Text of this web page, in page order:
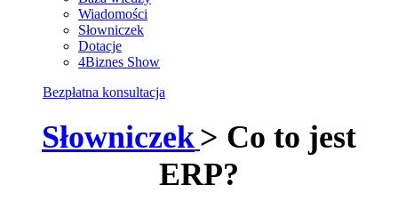
Wiadomości
Słowniczek
Dotacje
4Biznes Show
Bezpłatna konsultacja
Słowniczek> Co to jest
ERP?